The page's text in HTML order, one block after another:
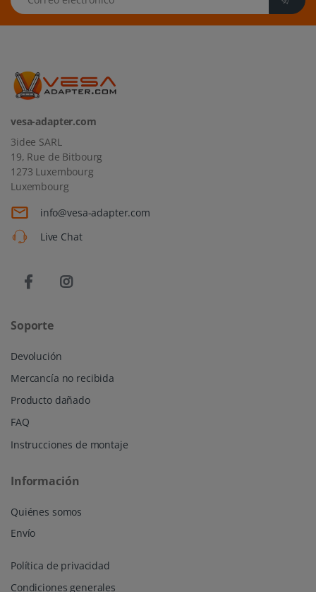
vesa-adapter.com
3idee SARL
19, Rue de Bitbourg
1273 Luxembourg
Luxembourg
info@vesa-adapter.com
Live Chat
Soporte
Devolución
Mercancía no recibida
Producto dañado
FAQ
Instrucciones de montaje
Información
Quiénes somos
Envío
Política de privacidad
Condiciones generales